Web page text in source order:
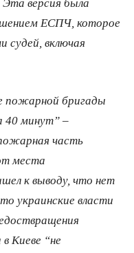
версия была
ЕСПЧ, которое
судей, включая
пожарной бригады
40 минут” –
часть
места
к выводу, что нет
украинские власти
Киеве “не